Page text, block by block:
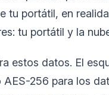
tu portátil, en
tu portátil y la
estos datos. El
AES-256 para los